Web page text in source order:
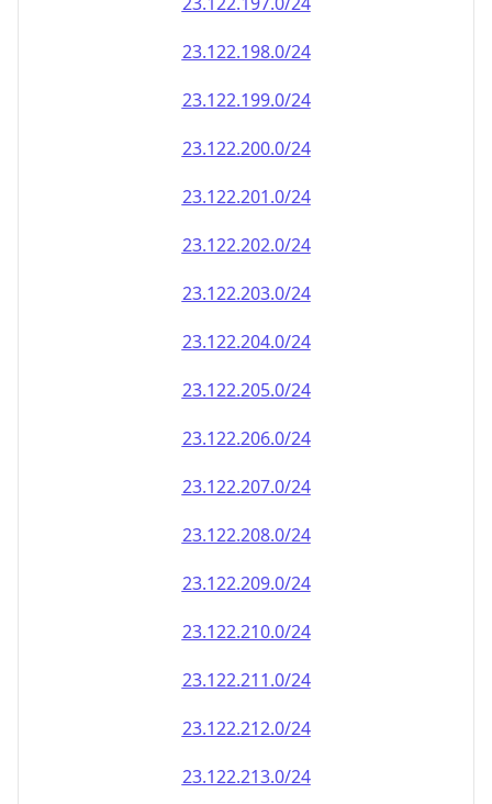
23.122.199.0/24
23.122.200.0/24
23.122.201.0/24
23.122.202.0/24
23.122.203.0/24
23.122.204.0/24
23.122.205.0/24
23.122.206.0/24
23.122.207.0/24
23.122.208.0/24
23.122.209.0/24
23.122.210.0/24
23.122.211.0/24
23.122.212.0/24
23.122.213.0/24
23.122.214.0/24
23.122.215.0/24